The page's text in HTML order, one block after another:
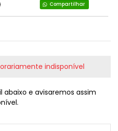
Compartilhar
indisponível
e avisaremos assim